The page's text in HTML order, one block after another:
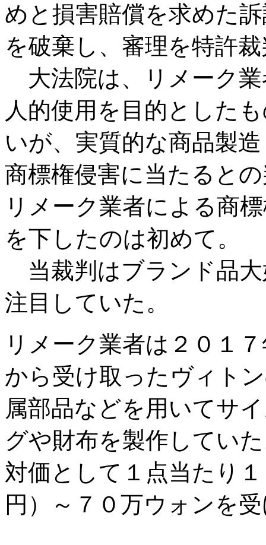
めと損害賠償を求めた
を破棄し、審理を特許
大法院は、リメーク
人的使用を目的とした
いが、実質的な商品製
商標権侵害に当たると
リメーク業者による商
を下したのは初めて。
当裁判はブランド品
注目していた。
リメーク業者は２０１
から受け取ったヴィト
属部品などを用いてサ
グや財布を製作してい
対価として１点当たり
円）～７０万ウォンを